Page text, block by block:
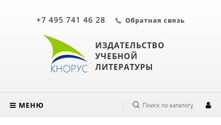
ИЗДАТЕЛЬСТВО
УЧЕБНОЙ
ЛИТЕРАТУРЫ
+7 495 741 46 28 Обратная связь
МЕНЮ Поиск по каталогу